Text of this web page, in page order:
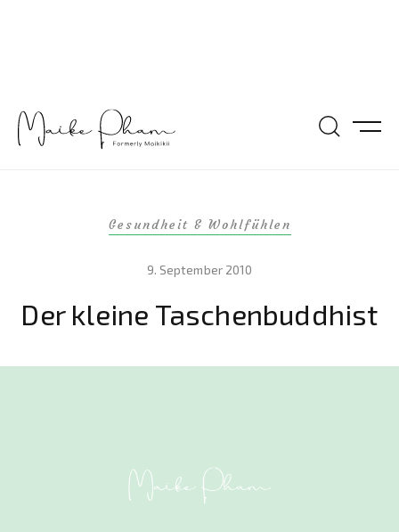
Gesundheit & Wohlfühlen
9. September 2010
Der kleine Taschenbuddhist